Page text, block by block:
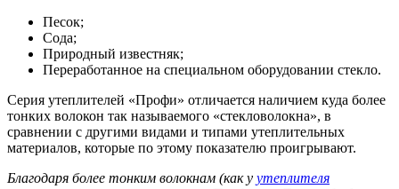
Песок;
Сода;
Природный известняк;
Переработанное на специальном оборудовании стекло.
Серия утеплителей «Профи» отличается наличием куда более
тонких волокон так называемого «стекловолокна», в
сравнении с другими видами и типами утеплительных
материалов, которые по этому показателю проигрывают.
Благодаря более тонким волокнам (как у утеплителя